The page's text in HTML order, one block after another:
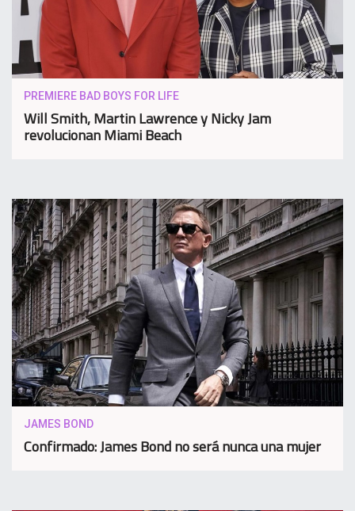
PREMIERE BAD BOYS FOR LIFE
Will Smith, Martin Lawrence y Nicky Jam
revolucionan Miami Beach
JAMES BOND
Confirmado: James Bond no será nunca una mujer